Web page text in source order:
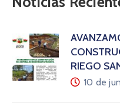
RIEGO
10 de